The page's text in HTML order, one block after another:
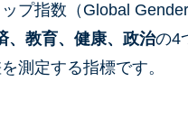
プ指数（Global
、教育、健康、政治の4
測定する指標です。